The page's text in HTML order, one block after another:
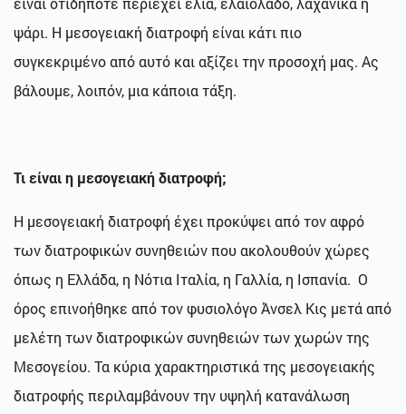
ψάρι. Η μεσογειακή διατροφή είναι κάτι πιο
συγκεκριμένο από αυτό και αξίζει την προσοχή μας. Ας
βάλουμε, λοιπόν, μια κάποια τάξη.
Τι είναι η μεσογειακή διατροφή;
Η μεσογειακή διατροφή έχει προκύψει από τον αφρό
των διατροφικών συνηθειών που ακολουθούν χώρες
όπως η Ελλάδα, η Νότια Ιταλία, η Γαλλία, η Ισπανία. Ο
όρος επινοήθηκε από τον φυσιολόγο Άνσελ Κις μετά από
μελέτη των διατροφικών συνηθειών των χωρών της
Μεσογείου. Τα κύρια χαρακτηριστικά της μεσογειακής
διατροφής περιλαμβάνουν την υψηλή κατανάλωση